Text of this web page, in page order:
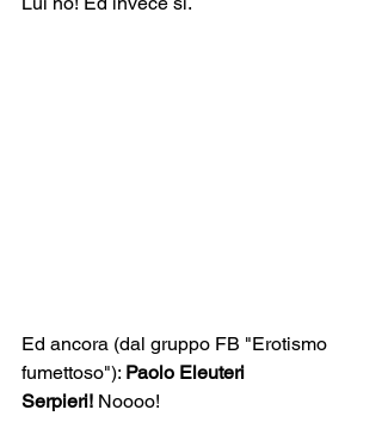
Ed ancora (dal gruppo FB "Erotismo
fumettoso"): Paolo Eleuteri
Serpieri! Noooo!